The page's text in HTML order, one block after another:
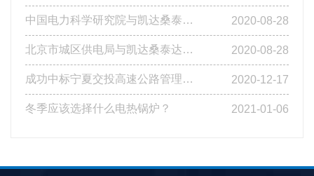
中国电力科学研究院与凯达桑泰达成合作 2020-08-28
北京市城区供电局与凯达桑泰达成合作 2020-08-28
成功中标宁夏交投高速公路管理有限公司基层站点燃煤改造工程第四标段 2020-12-17
冬季应该选择什么电热锅炉？ 2021-01-06